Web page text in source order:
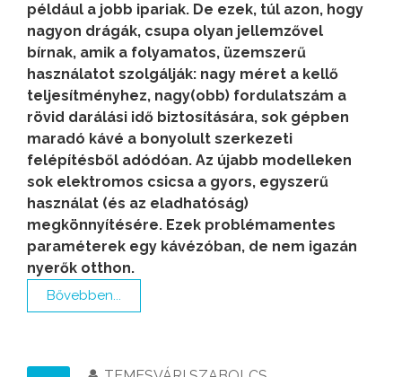
például a jobb ipariak. De ezek, túl azon, hogy
nagyon drágák, csupa olyan jellemzővel
bírnak, amik a folyamatos, üzemszerű
használatot szolgálják: nagy méret a kellő
teljesítményhez, nagy(obb) fordulatszám a
rövid darálási idő biztosítására, sok gépben
maradó kávé a bonyolult szerkezeti
felépítésből adódóan. Az újabb modelleken
sok elektromos csicsa a gyors, egyszerű
használat (és az eladhatóság)
megkönnyítésére. Ezek problémamentes
paraméterek egy kávézóban, de nem igazán
nyerők otthon.
Bővebben...